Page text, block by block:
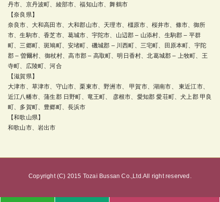
丹市、京丹波町、綾部市、福知山市、舞鶴市
【奈良県】
奈良市、大和高田市、大和郡山市、天理市、橿原市、桜井市、條市、御所
市、生駒市、香芝市、葛城市、宇陀市、山辺郡 – 山添村、生駒郡 – 平群
町、三郷町、斑鳩町、安堵町、磯城郡 – 川西町、三宅町、田原本町、宇陀
郡 – 曽爾村、御杖村、高市郡 – 高取町、明日香村、北葛城郡 – 上牧町、王
寺町、広陵町、河合
【滋賀県】
大津市、草津市、守山市、栗東市、野洲市、 甲賀市、湖南市、 東近江市、
近江八幡市、蒲生郡 日野町、竜王町、 彦根市、愛知郡 愛荘町、犬上郡 甲良
町、多賀町、豊郷町、長浜市
【和歌山県】
和歌山市、岩出市
Copyright (C) 2015 Tozai Bussan Co.,Ltd.All right reserved.